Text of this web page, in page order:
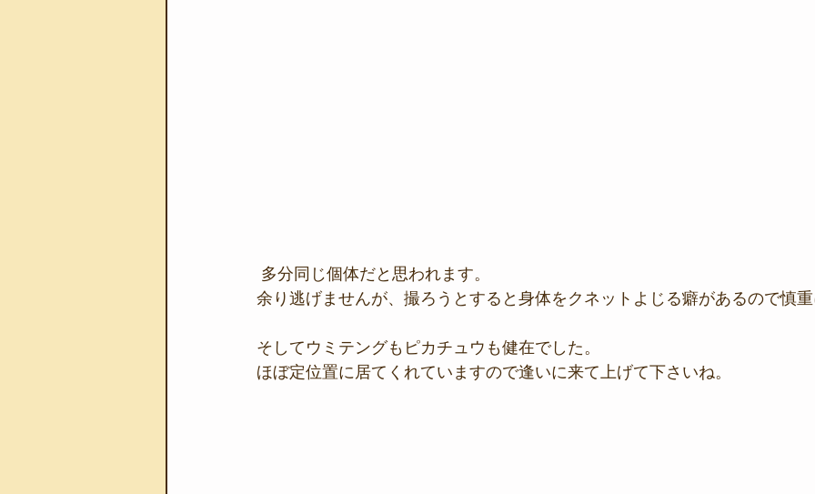
多分同じ個体だと思われます。
余り逃げませんが、撮ろうとすると身体をクネットよじる癖があるので慎
そしてウミテングもピカチュウも健在でした。
ほぼ定位置に居てくれていますので逢いに来て上げて下さいね。